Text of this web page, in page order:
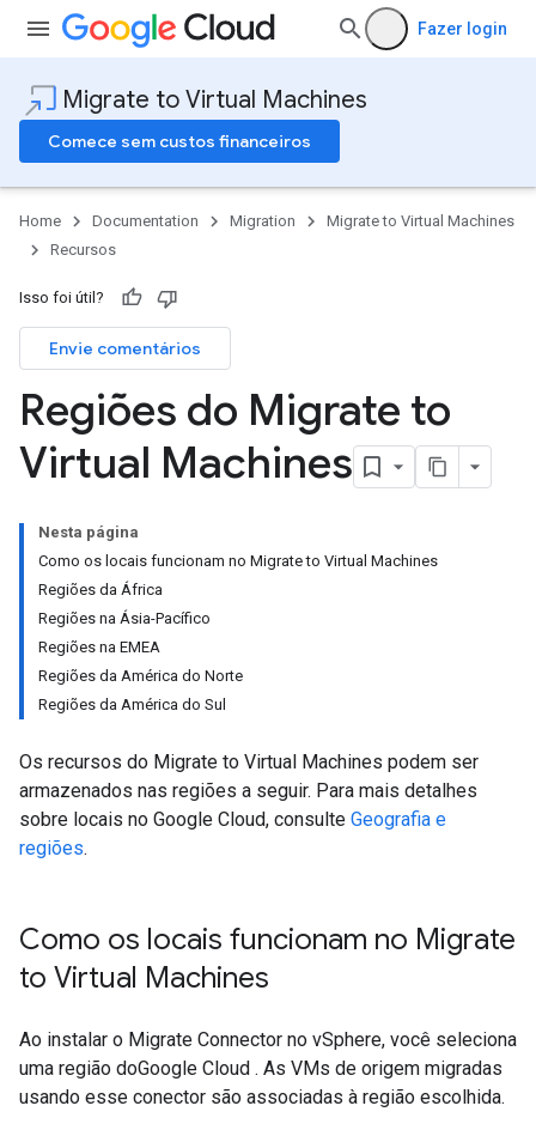
Fazer login
Migrate to Virtual Machines
Comece sem custos financeiros
Home Documentation Migration
Migrate to Virtual Machines
Recursos
Isso foi útil?
Envie comentários
Regiões do Migrate to
Virtual Machines
Nesta página
Como os locais funcionam no Migrate to Virtual Machines
Regiões da África
Regiões na Ásia-Pacífico
Regiões na EMEA
Regiões da América do Norte
Regiões da América do Sul
Os recursos do Migrate to Virtual Machines podem ser
armazenados nas regiões a seguir. Para mais detalhes
sobre locais no Google Cloud, consulte Geografia e
regiões.
Como os locais funcionam no Migrate
to Virtual Machines
Ao instalar o Migrate Connector no vSphere, você seleciona
uma região doGoogle Cloud . As VMs de origem migradas
usando esse conector são associadas à região escolhida.